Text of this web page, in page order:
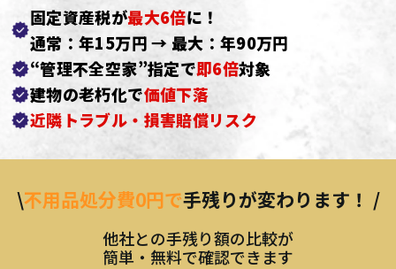
固定資産税が最大6倍に！
通常：年15万円 → 最大：年90万円
“管理不全空家”指定で即6倍対象
建物の老朽化で価値下落
近隣トラブル・損害賠償リスク
\不用品処分費0円で手残りが変わります！ /
他社との手残り額の比較が
簡単・無料で確認できます